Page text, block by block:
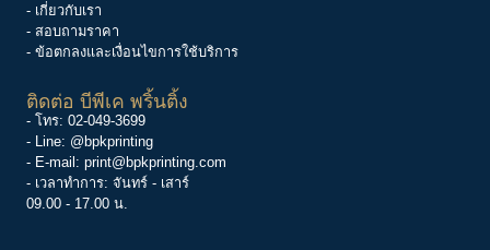
- เกี่ยวกับเรา
- สอบถามราคา
- ข้อตกลงและเงื่อนไขการใช้บริการ
ติดต่อ บีพีเค พริ้นติ้ง
- โทร: 02-049-3699
- Line: @bpkprinting
- E-mail: print@bpkprinting.com
- เวลาทำการ: จันทร์ - เสาร์
09.00 - 17.00 น.